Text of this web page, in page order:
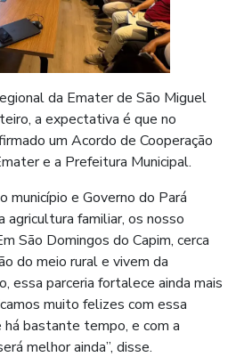
da Emater de São Miguel
a expectativa é que no
um Acordo de Cooperação
e a Prefeitura Municipal.
município e Governo do Pará
agricultura familiar, os nosso
São Domingos do Capim, cerca
do meio rural e vivem da
essa parceria fortalece ainda mais
muito felizes com essa
há bastante tempo, e com a
melhor ainda”, disse.